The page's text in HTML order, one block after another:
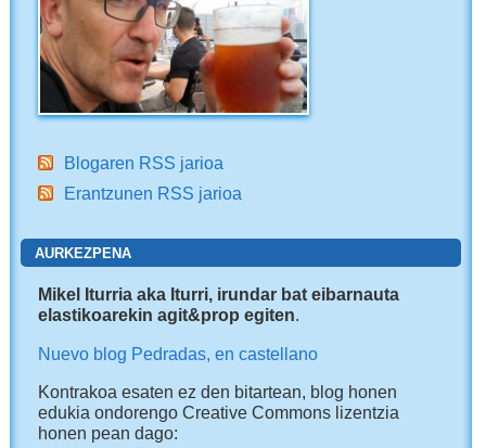
Blogaren RSS jarioa
Erantzunen RSS jarioa
AURKEZPENA
Mikel Iturria aka Iturri, irundar bat eibarnauta
elastikoarekin agit&prop egiten.
Nuevo blog Pedradas, en castellano
Kontrakoa esaten ez den bitartean, blog honen
edukia ondorengo Creative Commons lizentzia
honen pean dago: